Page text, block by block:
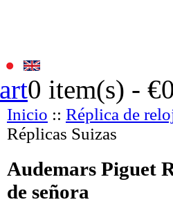
0 item(s) -
Inicio :: Réplica de
Réplicas Suizas
Audemars Piguet
de señora